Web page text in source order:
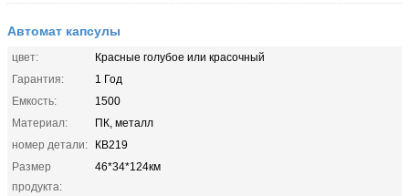
Автомат капсулы
цвет:
Красные голубое или красочный
Гарантия:
1 Год
Емкость:
1500
Материал:
ПК, металл
номер детали:
КВ219
Размер
продукта:
46*34*124км